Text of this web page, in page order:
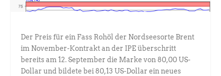
Der Preis für ein Fass Rohöl der Nordseesorte Brent
im November-Kontrakt an der IPE überschritt
bereits am 12. September die Marke von 80,00 US-
Dollar und bildete bei 80,13 US-Dollar ein neues